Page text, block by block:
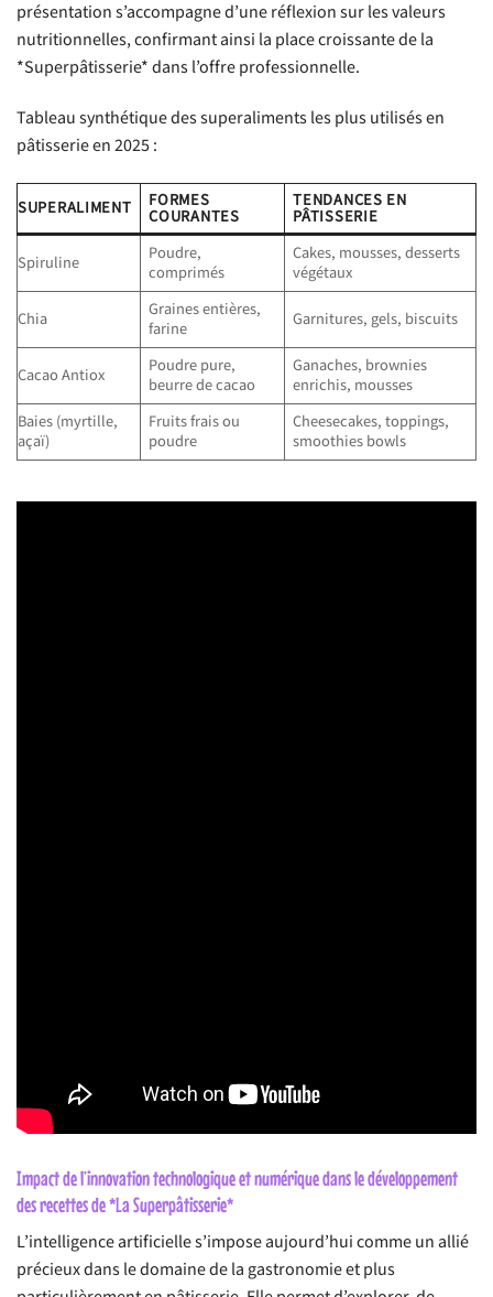
présentation s’accompagne d’une réflexion sur les valeurs
nutritionnelles, confirmant ainsi la place croissante de la
*Superpâtisserie* dans l’offre professionnelle.
Tableau synthétique des superaliments les plus utilisés en
pâtisserie en 2025 :
SUPERALIMENT FORMES
COURANTES
TENDANCES EN
PÂTISSERIE
Spiruline
Poudre,
comprimés
Cakes, mousses, desserts
végétaux
Chia
Graines entières,
farine
Garnitures, gels, biscuits
Cacao Antiox
Poudre pure,
beurre de cacao
Ganaches, brownies
enrichis, mousses
Baies (myrtille,
açaï)
Fruits frais ou
poudre
Cheesecakes, toppings,
smoothies bowls
Impact de l’innovation technologique et numérique dans le développement
des recettes de *La Superpâtisserie*
L’intelligence artificielle s’impose aujourd’hui comme un allié
précieux dans le domaine de la gastronomie et plus